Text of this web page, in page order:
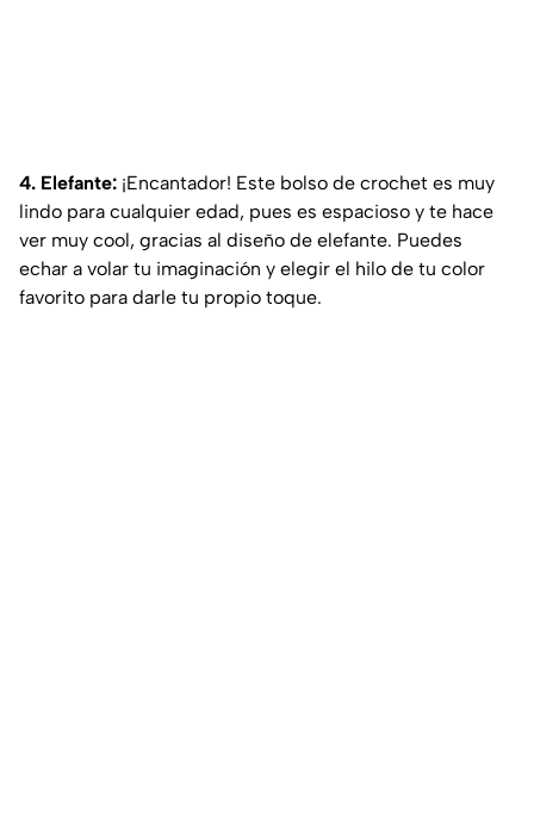
4. Elefante: ¡Encantador! Este bolso de crochet es muy
lindo para cualquier edad, pues es espacioso y te hace
ver muy cool, gracias al diseño de elefante. Puedes
echar a volar tu imaginación y elegir el hilo de tu color
favorito para darle tu propio toque.